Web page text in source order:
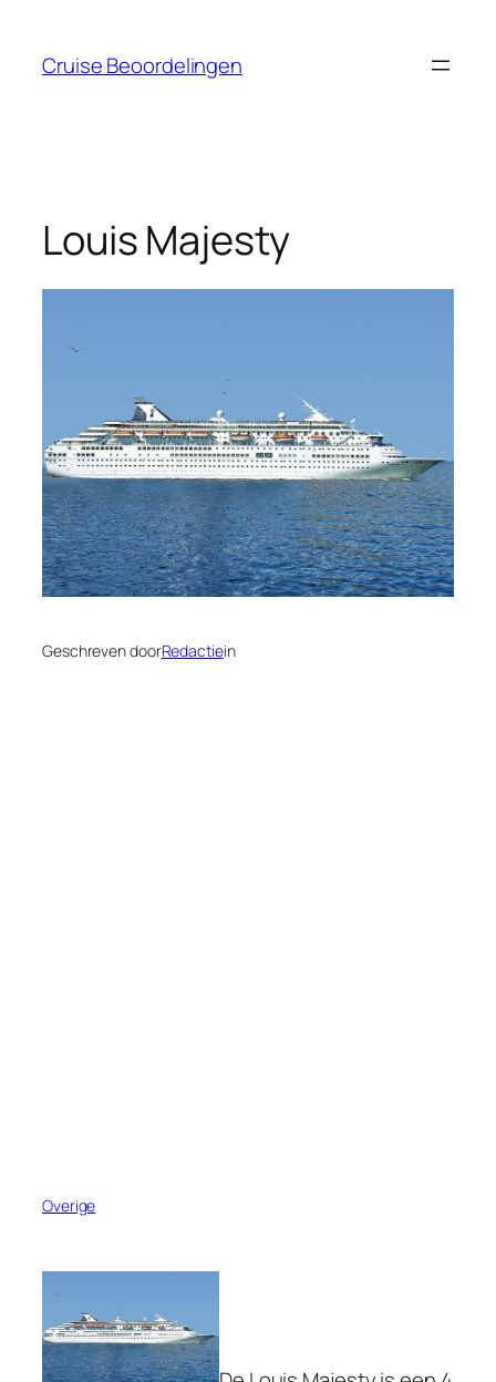
Cruise Beoordelingen
Louis Majesty
Geschreven doorRedactiein
Overige